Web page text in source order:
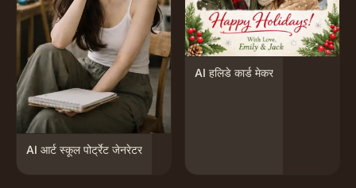
AI आर्ट स्कूल पोर्ट्रेट जेनरेटर
AI हलिडे कार्ड मेकर